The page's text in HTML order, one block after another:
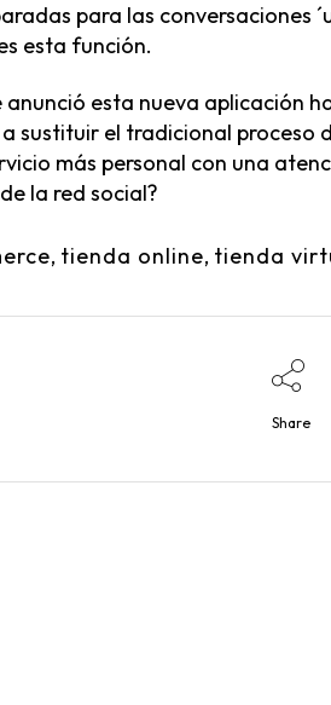
para las conversaciones
esta función.
anunció esta nueva aplicación
sustituir el tradicional proceso
más personal con una
la red social?
, tienda online, tienda
Share